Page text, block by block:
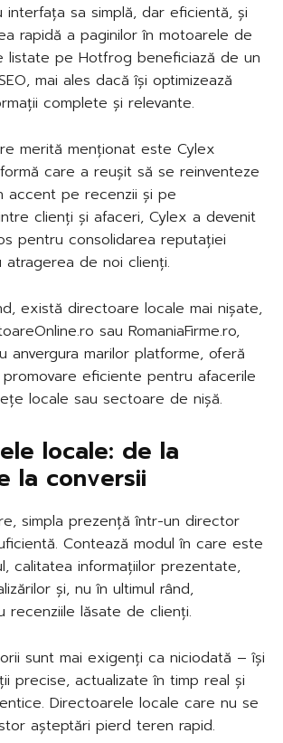
sa simplă, dar eficientă, și
rapidă a paginilor în motoarele de
listate pe Hotfrog beneficiază de un
mai ales dacă își optimizează
complete și relevante.
merită menționat este Cylex
care a reușit să se reinventeze
accent pe recenzii și pe
clienți și afaceri, Cylex a devenit
pentru consolidarea reputației
atragerea de noi clienți.
există directoare locale mai nișate,
sau RomaniaFirme.ro,
anvergura marilor platforme, oferă
eficiente pentru afacerile
locale sau sectoare de nișă.
locale: de la
la conversii
simpla prezență într-un director
Contează modul în care este
calitatea informațiilor prezentate,
și, nu în ultimul rând,
recenziile lăsate de clienți.
sunt mai exigenți ca niciodată – își
precise, actualizate în timp real și
Directoarele locale care nu se
așteptări pierd teren rapid.